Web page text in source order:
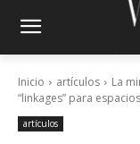
Inicio artículos
La
“linkages” para
artículos